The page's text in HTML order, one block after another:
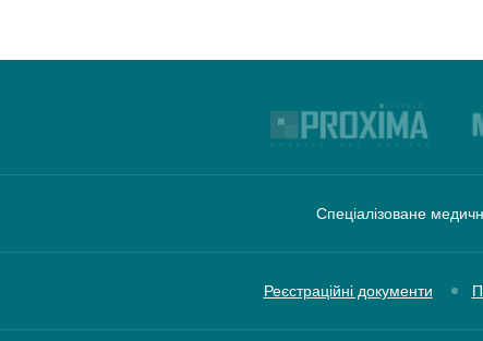
Спеціалізоване
Реєстраційні документи